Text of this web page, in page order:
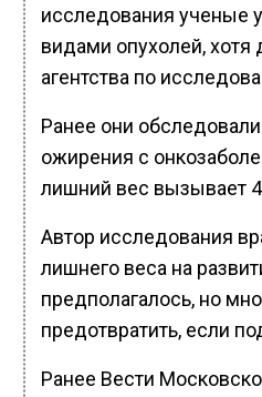
исследования ученые
видами опухолей,
агентства по
Ранее они
ожирения с
лишний вес вызывает 4
Автор исследования
лишнего веса на
предполагалось, но
предотвратить, если
Ранее Вести